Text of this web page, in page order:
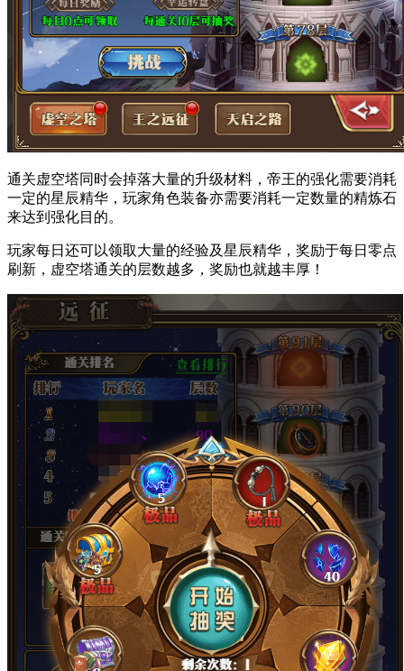
通关虚空塔同时会掉落大量的升级材料，帝王的强化需要消耗
一定的星辰精华，玩家角色装备亦需要消耗一定数量的精炼石
来达到强化目的。
玩家每日还可以领取大量的经验及星辰精华，奖励于每日零点
刷新，虚空塔通关的层数越多，奖励也就越丰厚！